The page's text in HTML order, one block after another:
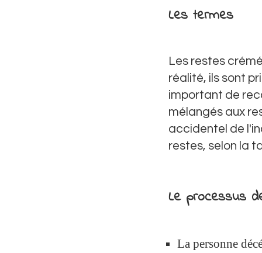
Les termes
Les restes
réalité, ils sont
important de
mélangés aux
accidentel de
restes, selon la
Le processus
La personne